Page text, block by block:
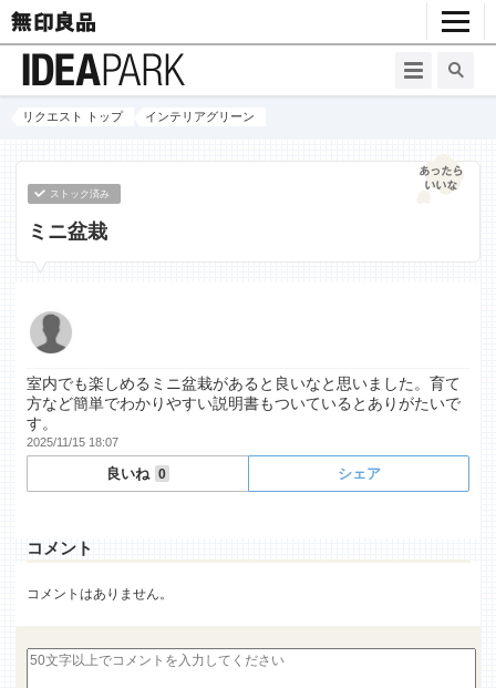
リクエスト トップ インテリアグリーン
ストック済み
ミニ盆栽
室内でも楽しめるミニ盆栽があると良いなと思いました。育て
方など簡単でわかりやすい説明書もついているとありがたいで
す。
2025/11/15 18:07
良いね 0 シェア
コメント
コメントはありません。